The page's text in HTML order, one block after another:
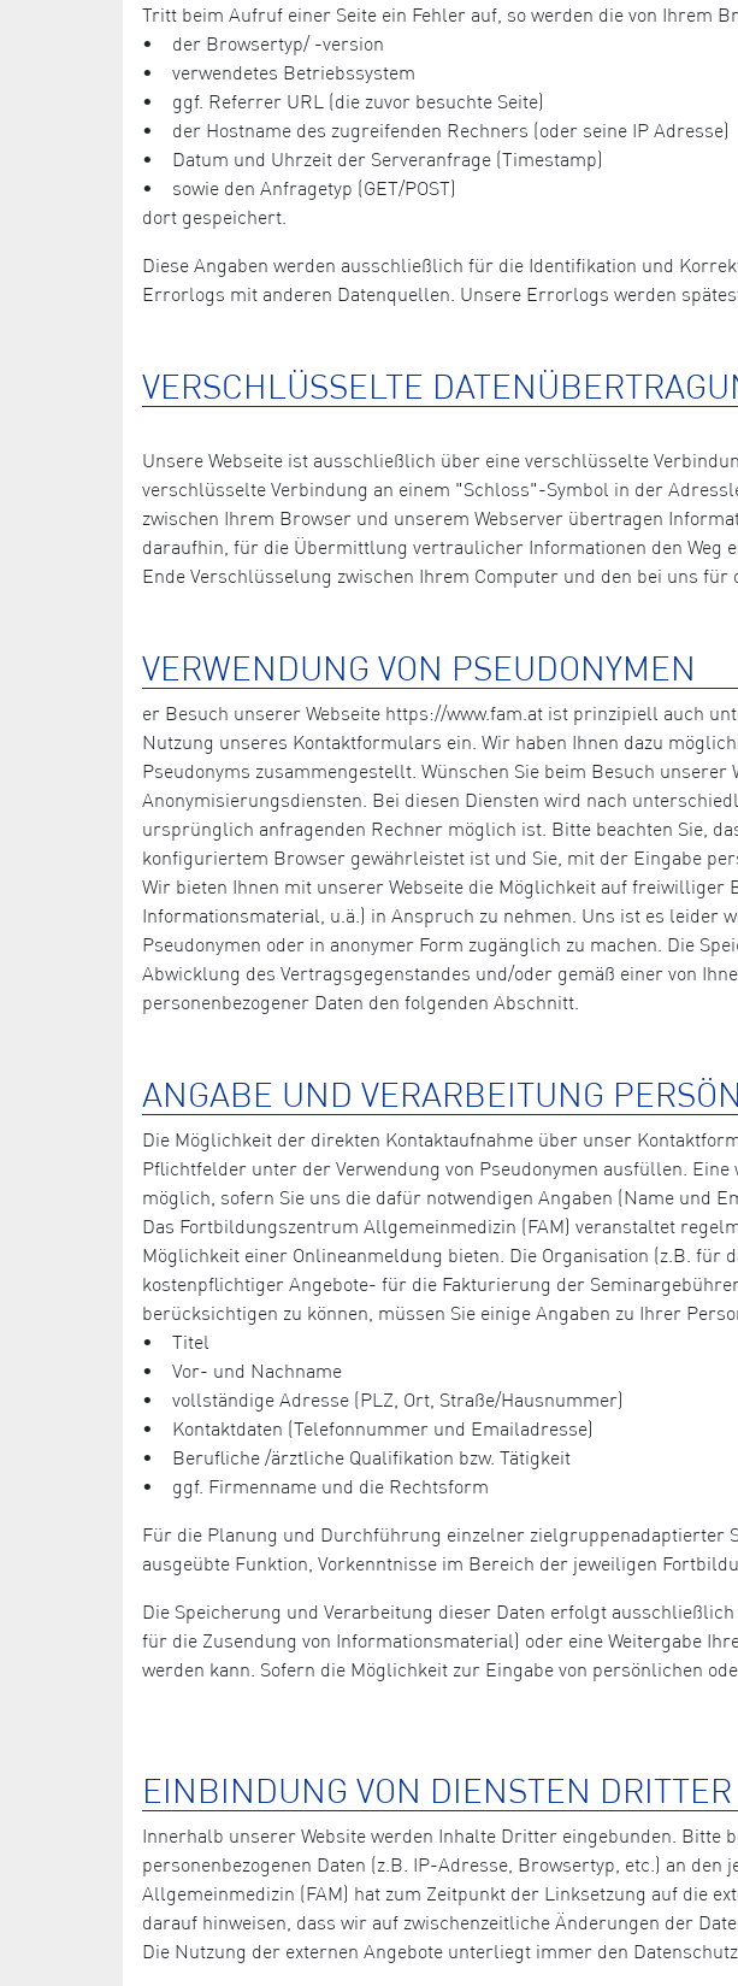
Tritt beim Aufruf einer Seite ein Fehler auf, so werden die von Ihrem
• der Browsertyp/ -version
• verwendetes Betriebssystem
• ggf. Referrer URL (die zuvor besuchte Seite)
• der Hostname des zugreifenden Rechners (oder seine IP Adresse)
• Datum und Uhrzeit der Serveranfrage (Timestamp)
• sowie den Anfragetyp (GET/POST)
dort gespeichert.
Diese Angaben werden ausschließlich für die Identifikation und
Errorlogs mit anderen Datenquellen. Unsere Errorlogs werden
VERSCHLÜSSELTE
Unsere Webseite ist ausschließlich über eine verschlüsselte
verschlüsselte Verbindung an einem "Schloss"-Symbol in der
zwischen Ihrem Browser und unserem Webserver übertragen
daraufhin, für die Übermittlung vertraulicher Informationen den Weg
Ende Verschlüsselung zwischen Ihrem Computer und den bei uns
VERWENDUNG VON PSEUDONYMEN
er Besuch unserer Webseite https://www.fam.at ist prinzipiell auch
Nutzung unseres Kontaktformulars ein. Wir haben Ihnen dazu
Pseudonyms zusammengestellt. Wünschen Sie beim Besuch
Anonymisierungsdiensten. Bei diesen Diensten wird nach
ursprünglich anfragenden Rechner möglich ist. Bitte beachten Sie,
konfiguriertem Browser gewährleistet ist und Sie, mit der Eingabe
Wir bieten Ihnen mit unserer Webseite die Möglichkeit auf
Informationsmaterial, u.ä.) in Anspruch zu nehmen. Uns ist es leider
Pseudonymen oder in anonymer Form zugänglich zu machen. Die
Abwicklung des Vertragsgegenstandes und/oder gemäß einer von
personenbezogener Daten den folgenden Abschnitt.
ANGABE UND VERARBEITUNG
Die Möglichkeit der direkten Kontaktaufnahme über unser
Pflichtfelder unter der Verwendung von Pseudonymen ausfüllen.
möglich, sofern Sie uns die dafür notwendigen Angaben (Name und
Das Fortbildungszentrum Allgemeinmedizin (FAM) veranstaltet
Möglichkeit einer Onlineanmeldung bieten. Die Organisation (z.B.
kostenpflichtiger Angebote- für die Fakturierung der
berücksichtigen zu können, müssen Sie einige Angaben zu Ihrer
• Titel
• Vor- und Nachname
• vollständige Adresse (PLZ, Ort, Straße/Hausnummer)
• Kontaktdaten (Telefonnummer und Emailadresse)
• Berufliche /ärztliche Qualifikation bzw. Tätigkeit
• ggf. Firmenname und die Rechtsform
Für die Planung und Durchführung einzelner zielgruppenadaptierter
ausgeübte Funktion, Vorkenntnisse im Bereich der jeweiligen
Die Speicherung und Verarbeitung dieser Daten erfolgt
für die Zusendung von Informationsmaterial) oder eine Weitergabe
werden kann. Sofern die Möglichkeit zur Eingabe von persönlichen
EINBINDUNG VON DIENSTEN DRITTER
Innerhalb unserer Website werden Inhalte Dritter eingebunden.
personenbezogenen Daten (z.B. IP-Adresse, Browsertyp, etc.) an
Allgemeinmedizin (FAM) hat zum Zeitpunkt der Linksetzung auf die
darauf hinweisen, dass wir auf zwischenzeitliche Änderungen der
Die Nutzung der externen Angebote unterliegt immer den